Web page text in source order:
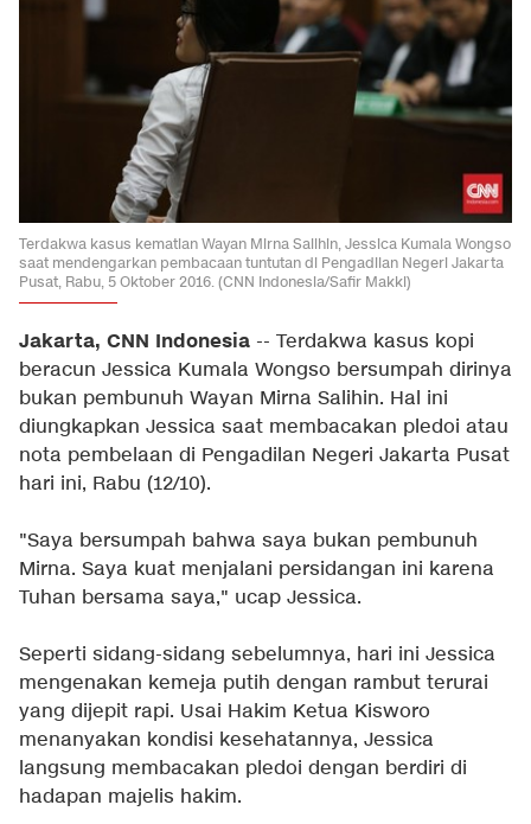
Terdakwa kasus kematian Wayan Mirna Salihin, Jessica Kumala Wongso
saat mendengarkan pembacaan tuntutan di Pengadilan Negeri Jakarta
Pusat, Rabu, 5 Oktober 2016. (CNN Indonesia/Safir Makki)
Jakarta, CNN Indonesia -- Terdakwa kasus kopi
beracun Jessica Kumala Wongso bersumpah dirinya
bukan pembunuh Wayan Mirna Salihin. Hal ini
diungkapkan Jessica saat membacakan pledoi atau
nota pembelaan di Pengadilan Negeri Jakarta Pusat
hari ini, Rabu (12/10).
"Saya bersumpah bahwa saya bukan pembunuh
Mirna. Saya kuat menjalani persidangan ini karena
Tuhan bersama saya," ucap Jessica.
Seperti sidang-sidang sebelumnya, hari ini Jessica
mengenakan kemeja putih dengan rambut terurai
yang dijepit rapi. Usai Hakim Ketua Kisworo
menanyakan kondisi kesehatannya, Jessica
langsung membacakan pledoi dengan berdiri di
hadapan majelis hakim.